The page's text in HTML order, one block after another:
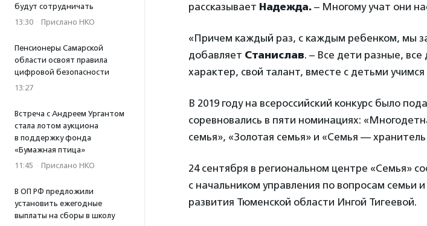
будут сотрудничать
13:30 · Прислано НКО
Пенсионеры Самарской
области освоят правила
цифровой безопасности
13:27
Встреча с Андреем Ургантом
стала лотом аукциона
в поддержку фонда
«Бумажная птица»
11:45 · Прислано НКО
В ОП РФ предложили
установить ежегодные
выплаты на сборы в школу
рассказывает Надежда. – Многому учат они
«Причем каждый раз, с каждым ребенком, мы
добавляет Станислав. – Все дети разные,
характер, свой талант, вместе с детьми
В 2019 году на всероссийский конкурс было
соревновались в пяти номинациях:
семья», «Золотая семья» и «Семья —
24 сентября в региональном центре «Семья»
с начальником управления по вопросам семьи
развития Тюменской области Ингой Тигеевой.